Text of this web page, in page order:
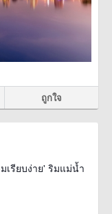
ถูกใจ
เรียบง่าย' ริมแม่น้ำ